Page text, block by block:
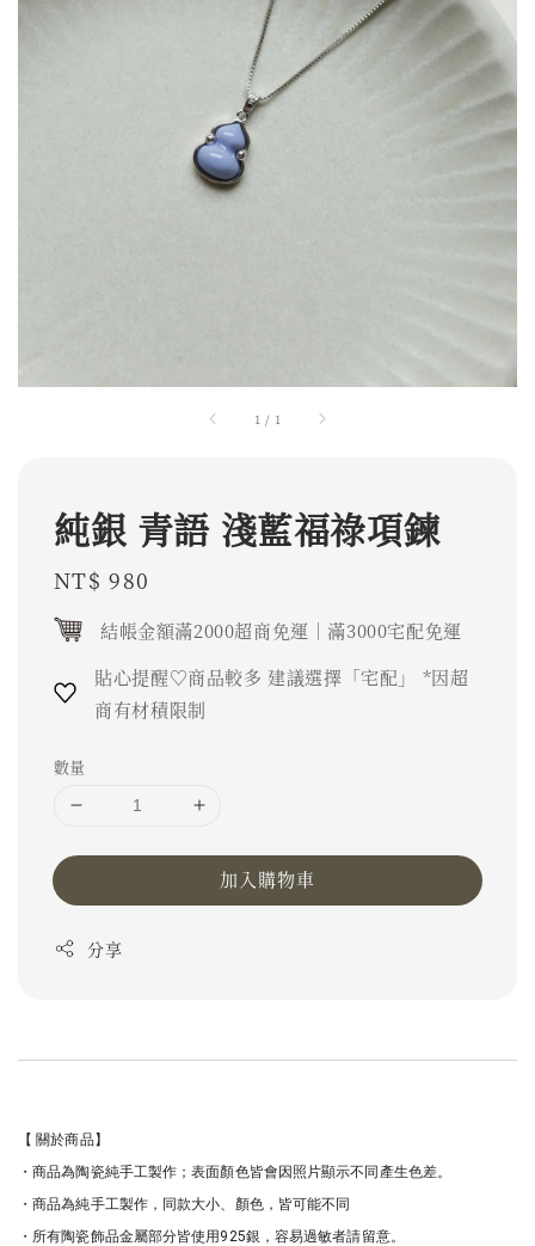
1 / 1
純銀 青語 淺藍福祿項鍊
Regular
price
NT$ 980
結帳金額滿2000超商免運｜滿3000宅配免運
貼心提醒♡商品較多 建議選擇「宅配」 *因超
商有材積限制
數量
加入購物車
分享
【 關於商品】
・商品為陶瓷純手工製作；表面顏色皆會因照片顯示不同產生色差。
・商品為純手工製作，同款大小、顏色，皆可能不同
・所有陶瓷飾品金屬部分皆使用925銀，容易過敏者請留意。